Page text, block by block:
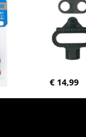
€ 14,99